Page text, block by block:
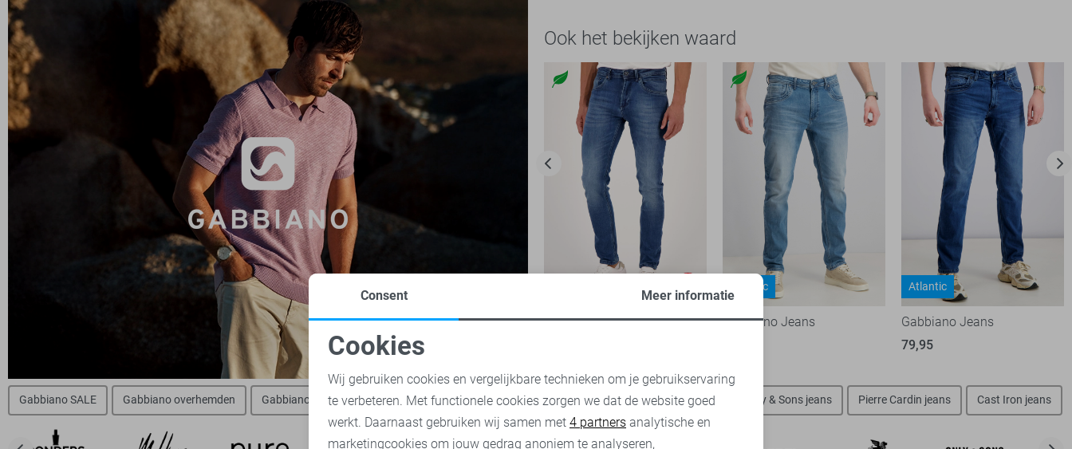
Ook het bekijken waard
Gabbiano Jeans
Atlantic
Gabbiano Jeans
Atlantic
Gabbiano Jeans
79,95
Gabbiano SALE Gabbiano overhemden Gabbiano t-shirts Gabbiano polo`s Gabbiano broeken Gabbiano korte broeken Only & Sons jeans Pierre Cardin jeans Cast Iron jeans
Noodzakelijke cookies
Analytische cookies Marketing cookies
Consent Meer informatie
Cookies
Wij gebruiken cookies en vergelijkbare technieken om je gebruikservaring
te verbeteren. Met functionele cookies zorgen we dat de website goed
werkt. Daarnaast gebruiken wij samen met 4 partners analytische en
marketingcookies om jouw gedrag anoniem te analyseren,